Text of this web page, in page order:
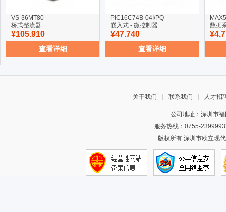
VS-36MT80
桥式整流器
¥105.910
查看详细
PIC16C74B-04I/PQ
嵌入式 - 微控制器
¥47.740
查看详细
数据
关于我们 联系我们 人才招
公司地址：深圳市
服务热线：0755-
版权所有 深圳市欧立